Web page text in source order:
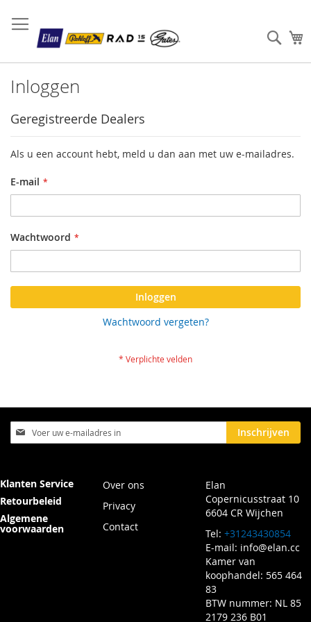
Inloggen
Geregistreerde Dealers
Als u een account hebt, meld u dan aan met uw e-mailadres.
E-mail
Wachtwoord
Inloggen
Wachtwoord vergeten?
Abonneer
u
nieuwsbrief
Inschrijven
Klanten Service
Retourbeleid
Algemene
voorwaarden
Over ons
Privacy
Contact
Elan
Copernicusstraat 10
6604 CR Wijchen
Tel: +31243430854
E-mail: info@elan.cc
Kamer van
koophandel: 565 464
83
BTW nummer: NL 85
2179 236 B01